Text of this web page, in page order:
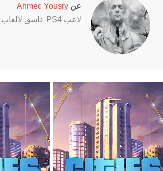
عن Ahmed Yousry
لاعب PS4 عاشق لألعاب الرعب خاصةً سلسلتي Outlast و The Evil Within